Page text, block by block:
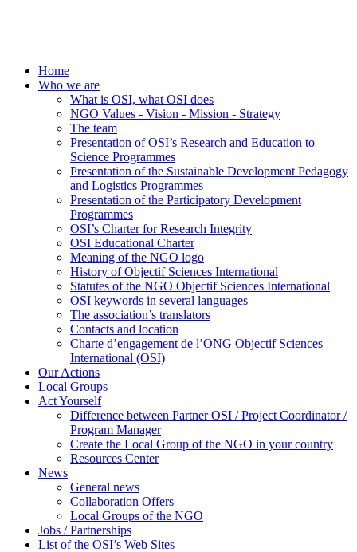
Home
Who we are
What is OSI, what OSI does
NGO Values - Vision - Mission - Strategy
The team
Presentation of OSI’s Research and Education to
Science Programmes
Presentation of the Sustainable Development Pedagogy
and Logistics Programmes
Presentation of the Participatory Development
Programmes
OSI’s Charter for Research Integrity
OSI Educational Charter
Meaning of the NGO logo
History of Objectif Sciences International
Statutes of the NGO Objectif Sciences International
OSI keywords in several languages
The association’s translators
Contacts and location
Charte d’engagement de l’ONG Objectif Sciences
International (OSI)
Our Actions
Local Groups
Act Yourself
Difference between Partner OSI / Project Coordinator /
Program Manager
Create the Local Group of the NGO in your country
Resources Center
News
General news
Collaboration Offers
Local Groups of the NGO
Jobs / Partnerships
List of the OSI’s Web Sites